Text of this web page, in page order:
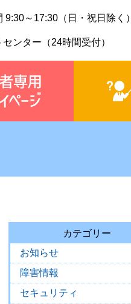
9:30～17:30（日・祝日除く）
ンター（24時間受付）
カテゴリー
お知らせ
障害情報
セキュリティ